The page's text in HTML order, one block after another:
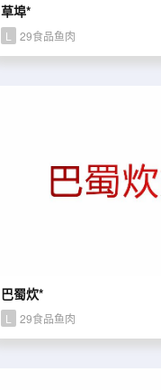
草埠*
L 29食品鱼肉
巴蜀炊*
L 29食品鱼肉